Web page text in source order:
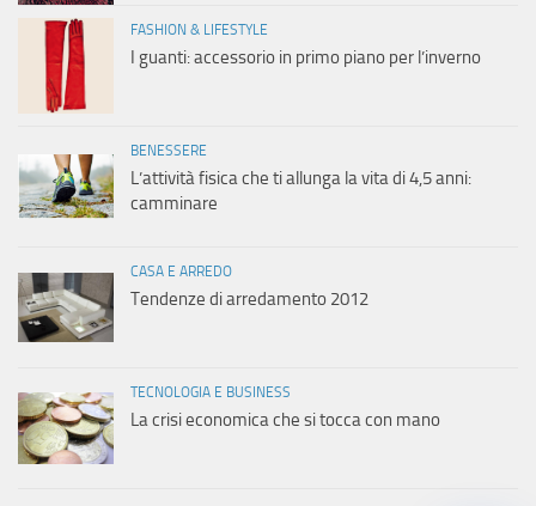
FASHION & LIFESTYLE
I guanti: accessorio in primo piano per l’inverno
BENESSERE
L’attività fisica che ti allunga la vita di 4,5 anni:
camminare
CASA E ARREDO
Tendenze di arredamento 2012
TECNOLOGIA E BUSINESS
La crisi economica che si tocca con mano